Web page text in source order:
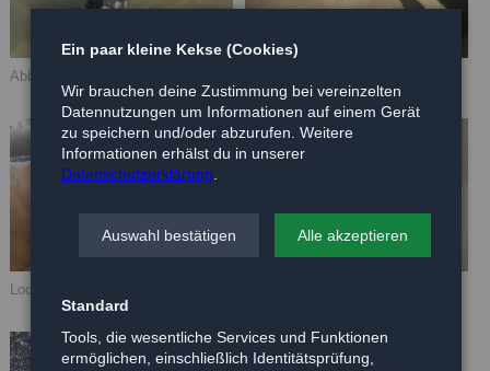
Abby
Looma
Ein paar kleine Kekse (Cookies)
Wir brauchen deine Zustimmung bei vereinzelten
Datennutzungen um Informationen auf einem Gerät
zu speichern und/oder abzurufen. Weitere
Informationen erhälst du in unserer
Datenschutzerklärung
Auswahl bestätigen Alle akzeptieren
Standard
Tools, die wesentliche Services und Funktionen
ermöglichen, einschließlich Identitätsprüfung,